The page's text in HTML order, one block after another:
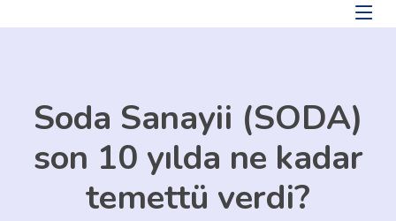
Soda Sanayii (SODA)
son 10 yılda ne kadar
temettü verdi?